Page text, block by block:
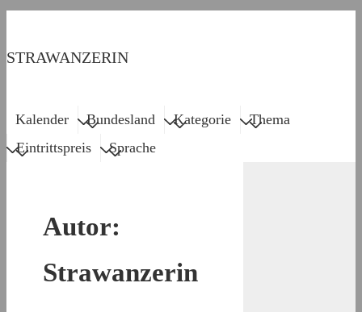
Inhalt
STRAWANZERIN
Navigation
Kalender Bundesland Kategorie
Thema
Eintrittspreis
Sprache
Autor:
Strawanzerin